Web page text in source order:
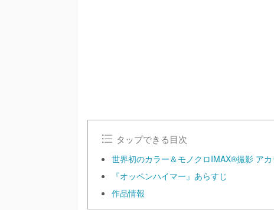
タップできる目次
世界初のカラー＆モノクロIMAX®撮影 ア
『オッペンハイマー』あらすじ
作品情報